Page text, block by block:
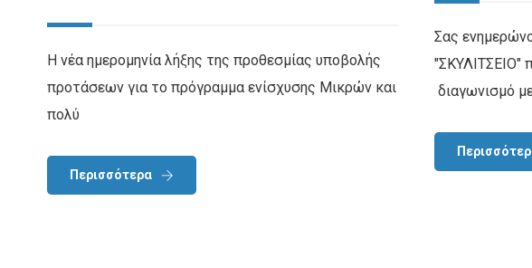
Σας
"ΣΚΥΛΙΤΣΕΙΟ"
διαγωνισμό
Η νέα ημερομηνία λήξης της προθεσμίας υποβολής
προτάσεων για το πρόγραμμα ενίσχυσης Μικρών και
πολύ
Περισσότερα